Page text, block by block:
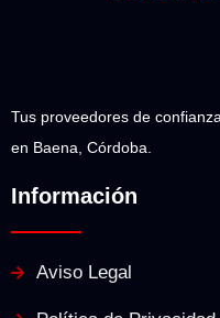
Tus proveedores de
en Baena, Córdoba.
Información
Aviso Legal